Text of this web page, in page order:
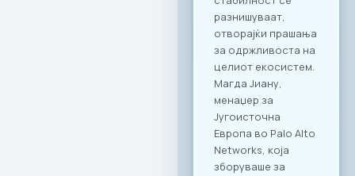
најмладите.
Ексклузивни
привилегии за
компаниите и
вработените
Заедницата на
МАСИТ добива
пристап до
ексклузивни
бенефити и